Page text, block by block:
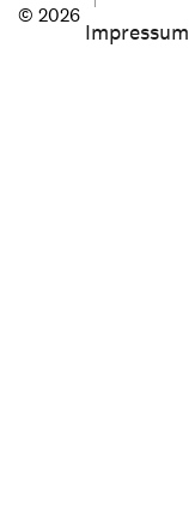
© 2026
Impressum